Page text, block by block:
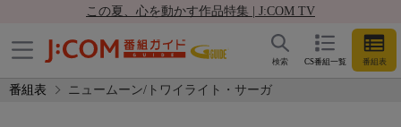
この夏、心を動かす作品特集 | J:COM TV
CS番組一覧 番組表
検索
番組表 ニュームーン/トワイライト・サーガ